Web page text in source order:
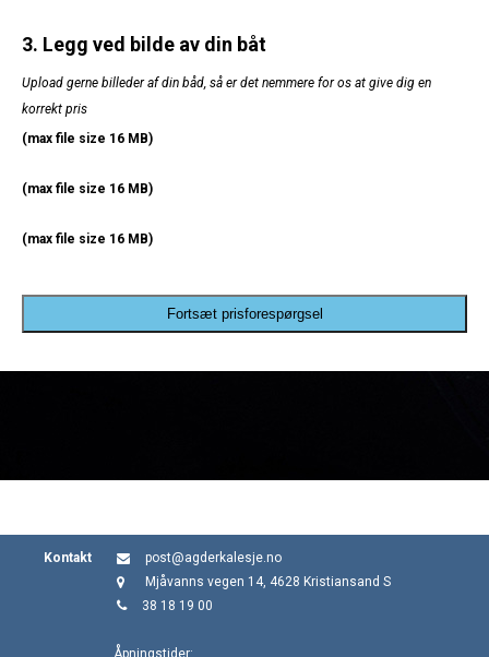
3. Legg ved bilde av din båt
Upload gerne billeder af din båd, så er det nemmere for os at give dig en
korrekt pris
(max file size 16 MB)
(max file size 16 MB)
(max file size 16 MB)
Fortsæt prisforespørgsel
Kontakt
post@agderkalesje.no
Mjåvanns vegen 14, 4628 Kristiansand S
38 18 19 00
Åpningstider: